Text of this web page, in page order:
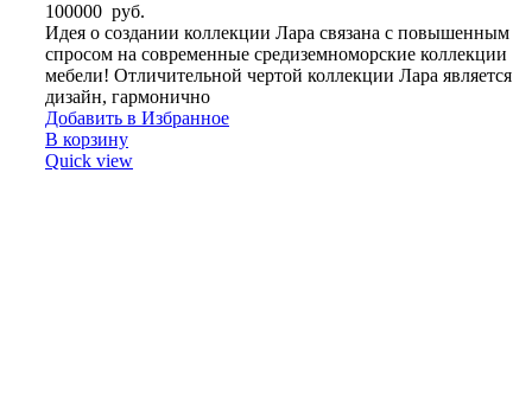
100000 руб.
Идея о создании коллекции Лара связана с повышенным
спросом на современные средиземноморские коллекции
мебели! Отличительной чертой коллекции Лара является
дизайн, гармонично
Добавить в Избранное
В корзину
Quick view